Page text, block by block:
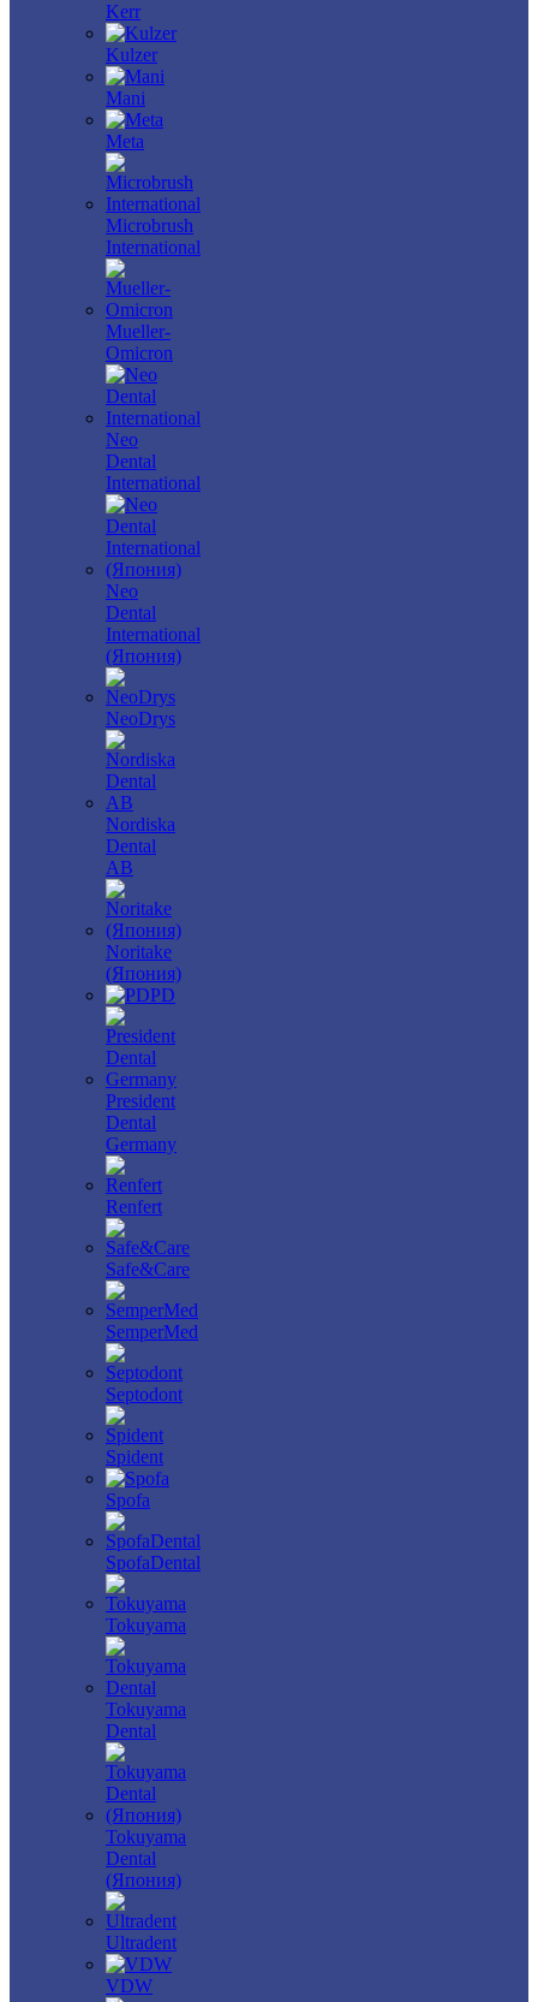
Kerr
Kulzer
Mani
Meta
Microbrush
International
Mueller-
Omicron
Neo
Dental
International
Neo
Dental
International
(Япония)
NeoDrys
Nordiska
Dental
AB
Noritake
(Япония)
PD
President
Dental
Germany
Renfert
Safe&Care
SemperMed
Septodont
Spident
Spofa
SpofaDental
Tokuyama
Tokuyama
Dental
Tokuyama
Dental
(Япония)
Ultradent
VDW